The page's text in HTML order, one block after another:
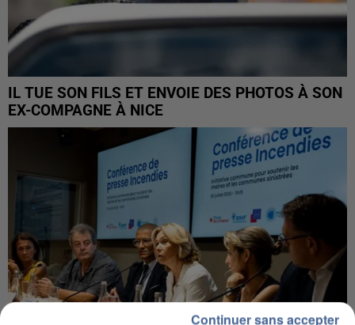
IL TUE SON FILS ET ENVOIE DES PHOTOS À SON
EX-COMPAGNE À NICE
Continuer sans accepter